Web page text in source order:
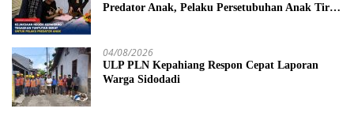
Predator Anak, Pelaku Persetubuhan Anak Tiri
04/08/2026
ULP PLN Kepahiang Respon Cepat Laporan
Warga Sidodadi